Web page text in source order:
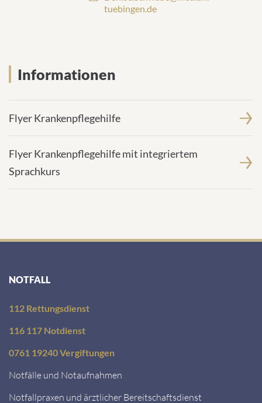
s
-
A
e
s
e
:
tuebingen.de
Informationen
Flyer Krankenpflegehilfe
Flyer Krankenpflegehilfe mit integriertem
Sprachkurs
NOTFALL
112 Rettungsdienst
116 117 Notdienst
0761 19240 Vergiftungen
Notfälle und Notaufnahmen
Notfallpraxen und ärztlicher Bereitschaftsdienst